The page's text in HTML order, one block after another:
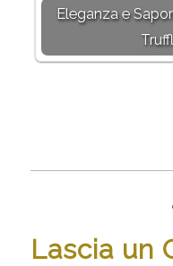
Eleganza e
Lascia un